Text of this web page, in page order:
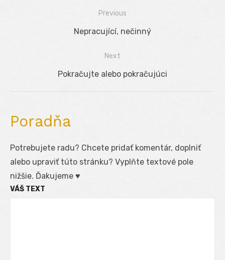
Navigácia
Previous
Previous
Nepracující, nečinný
Next
Next
Pokračujte alebo pokračujúci
Poradňa
Potrebujete radu? Chcete pridať komentár, doplniť
alebo upraviť túto stránku? Vyplňte textové pole
nižšie. Ďakujeme ♥
VÁŠ TEXT